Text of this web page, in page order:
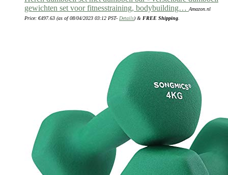
gewichten set voor fitnesstraining, bodybuilding… Amazon.nl
Price: €497.63 (as of 08/04/2023 03:12 PST- Details) & FREE Shipping